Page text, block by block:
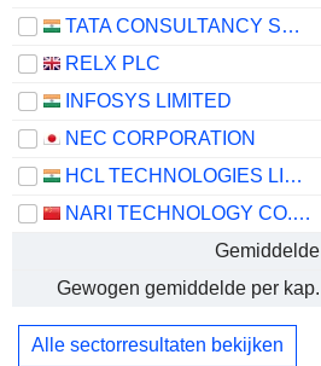
TATA CONSULTANCY SERVICES LTD.
RELX PLC
INFOSYS LIMITED
NEC CORPORATION
HCL TECHNOLOGIES LIMITED
NARI TECHNOLOGY CO., LTD.
Gemiddelde
Gewogen gemiddelde per kap.
Alle sectorresultaten bekijken